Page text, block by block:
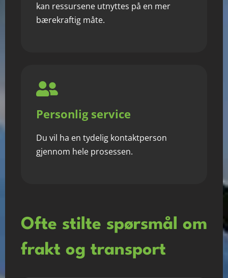
kan ressursene utnyttes på en mer
bærekraftig måte.
Personlig service
Du vil ha en tydelig kontaktperson
gjennom hele prosessen.
Ofte stilte spørsmål om
frakt og transport